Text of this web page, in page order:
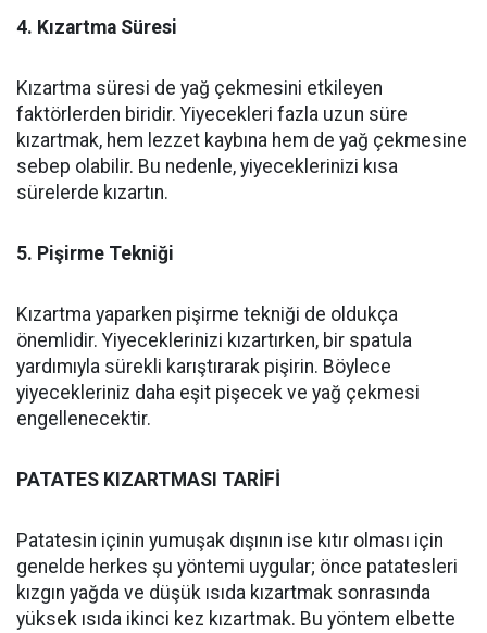
4. Kızartma Süresi
Kızartma süresi de yağ çekmesini etkileyen
faktörlerden biridir. Yiyecekleri fazla uzun süre
kızartmak, hem lezzet kaybına hem de yağ çekmesine
sebep olabilir. Bu nedenle, yiyeceklerinizi kısa
sürelerde kızartın.
5. Pişirme Tekniği
Kızartma yaparken pişirme tekniği de oldukça
önemlidir. Yiyeceklerinizi kızartırken, bir spatula
yardımıyla sürekli karıştırarak pişirin. Böylece
yiyecekleriniz daha eşit pişecek ve yağ çekmesi
engellenecektir.
PATATES KIZARTMASI TARİFİ
Patatesin içinin yumuşak dışının ise kıtır olması için
genelde herkes şu yöntemi uygular; önce patatesleri
kızgın yağda ve düşük ısıda kızartmak sonrasında
yüksek ısıda ikinci kez kızartmak. Bu yöntem elbette